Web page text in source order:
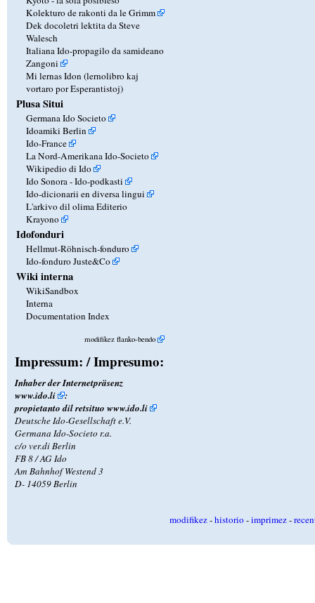
Kolekturo de rakonti da le Grimm
Dek docoletri lektita da Steve
Walesch
Italiana Ido-propagilo da samideano
Zangoni
Mi lernas Idon (lernolibro kaj
vortaro por Esperantistoj)
Plusa Situi
Germana Ido Societo
Idoamiki Berlin
Ido-France
La Nord-Amerikana Ido-Societo
Wikipedio di Ido
Ido Sonora - Ido-podkasti
Ido-dicionarii en diversa lingui
L'arkivo dil olima Editerio
Krayono
Idofonduri
Hellmut-Röhnisch-fonduro
Ido-fonduro Juste&Co
Wiki interna
WikiSandbox
Interna
Documentation Index
modifikez flanko-bendo
Impressum: / Impresumo:
Inhaber der Internetpräsenz
www.ido.li
:
propietanto dil retsituo www.ido.li
Deutsche Ido-Gesellschaft e.V.
Germana Ido-Societo r.a.
c/o ver.di Berlin
FB 8 / AG Ido
Am Bahnhof Westend 3
D- 14059 Berlin
modifikez-historio-imprimez-